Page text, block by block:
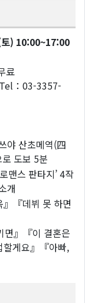
) 10:00~17:00
료
：03-3357-
야 산초메역(四
도보 5분
맨스 판타지’ 4작
개
『데뷔 못 하면
면』『이 결혼은
할게요』『아빠,